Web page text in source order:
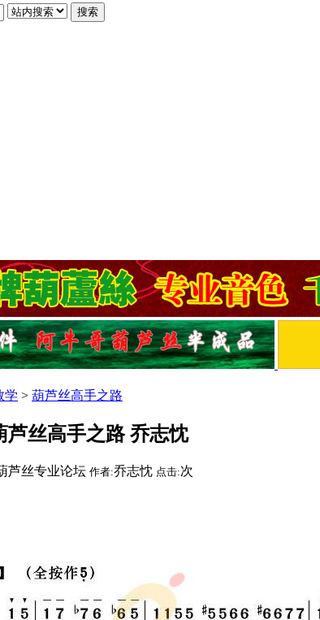
搜索
学 > 葫芦丝高手之路
芦丝高手之路 乔志忱
芦丝专业论坛 作者:乔志忱 点击:次